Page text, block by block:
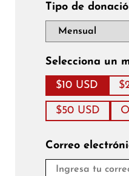
Tipo de
Selecciona un
$10 USD
$50 USD
Correo